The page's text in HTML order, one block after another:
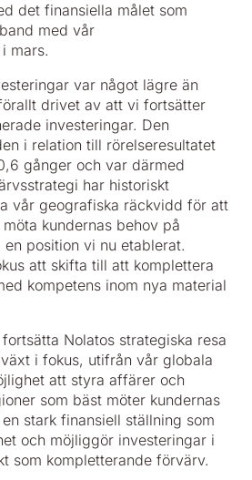
det finansiella målet som
med vår
mars.
var något lägre än
drivet av att vi fortsätter
investeringar. Den
i relation till rörelseresultatet
gånger och var därmed
har historiskt
vår geografiska räckvidd för att
kundernas behov på
position vi nu etablerat.
att skifta till att komplettera
kompetens inom nya material
Nolatos strategiska resa
i fokus, utifrån vår globala
att styra affärer och
som bäst möter kundernas
stark finansiell ställning som
och möjliggör investeringar i
som kompletterande förvärv.